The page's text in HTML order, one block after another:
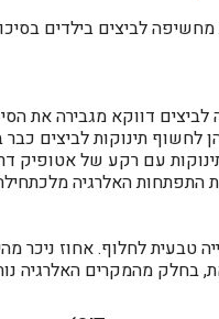
לביצים בילדים
דווקא מגבירה את
לחשוף תינוקות לביצים
בתינוקות עם רקע של
התפתחות האלרגיה
טבעית לחלוף. אחוז ניכר
בחלק מהמקרים האלרגיה